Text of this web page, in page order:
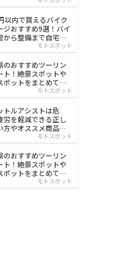
以内で買えるバイク
ジおすすめ9選！バイ
から整備まで自宅で
モトスポット
のおすすめツーリン
ト！絶景スポットや
ポットをまとめて紹
モトスポット
トルアシストは危
労を軽減できる正し
方やオススメ商品を
モトスポット
のおすすめツーリン
ト！絶景スポットや
ポットをまとめて紹
モトスポット